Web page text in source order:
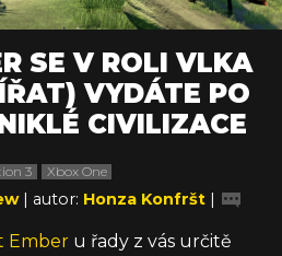
SE V ROLI VLKA
VYDÁTE PO
CIVILIZACE
3 Xbox One
| autor: Honza Konfršt |
Ember u řady z vás určitě